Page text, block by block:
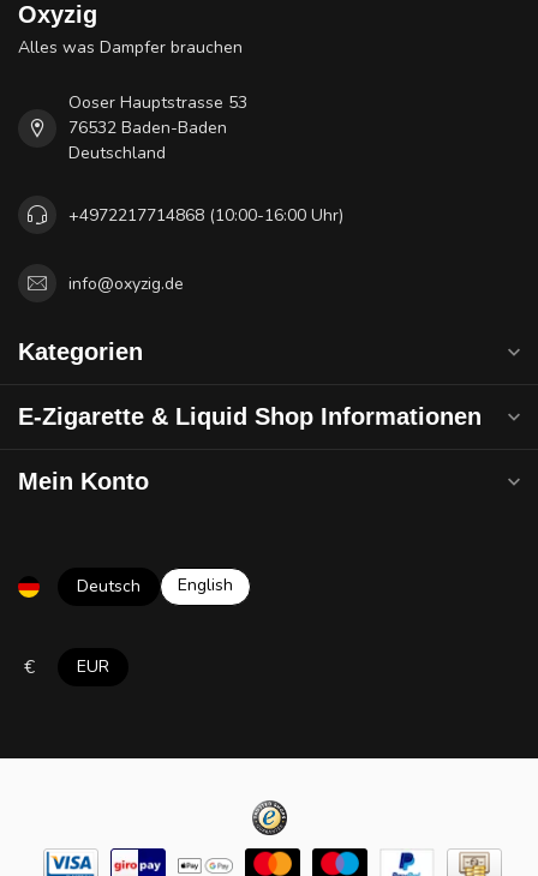
Oxyzig
Alles was Dampfer brauchen
Ooser Hauptstrasse 53
76532 Baden-Baden
Deutschland
+4972217714868 (10:00-16:00 Uhr)
info@oxyzig.de
Kategorien
E-Zigarette & Liquid Shop Informationen
Mein Konto
Deutsch English
€ EUR